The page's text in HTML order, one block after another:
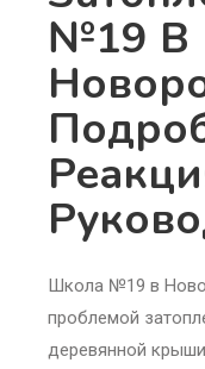
№19 В
Школа №19 в
проблемой
деревянной